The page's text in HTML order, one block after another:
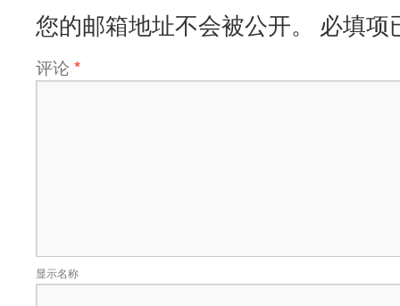
您的邮箱地址不会被公开。 必填项
评论 *
显示名称